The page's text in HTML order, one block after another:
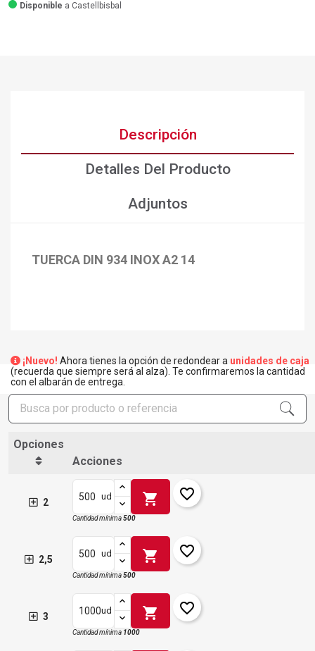
Disponible a Castellbisbal
Descripción
Detalles Del Producto
Adjuntos
TUERCA DIN 934 INOX A2 14
¡Nuevo! Ahora tienes la opción de redondear a unidades de caja
(recuerda que siempre será al alza). Te confirmaremos la cantidad
con el albarán de entrega.
Opciones
Acciones
2
ud shopping_cart favorite_border
Cantidad mínima500
2,5
ud shopping_cart favorite_border
Cantidad mínima500
3
ud shopping_cart favorite_border
Cantidad mínima 1000